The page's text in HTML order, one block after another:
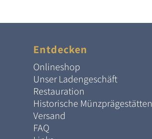
Entdecken
Onlineshop
Unser Ladengeschäft
Restauration
Historische Münzprägestätten
Versand
FAQ